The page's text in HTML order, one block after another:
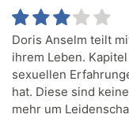
Doris Anselm teilt
ihrem Leben.
sexuellen
hat. Diese sind
mehr um